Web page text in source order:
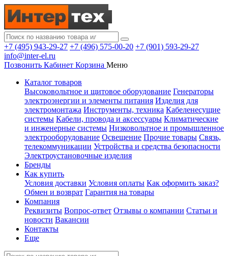
+7 (495) 943-29-27 +7 (496) 575-00-20 +7 (901) 593-29-27
info@inter-el.ru
Позвонить Кабинет Корзина Меню
Каталог товаров
Высоковольтное и щитовое оборудование Генераторы
электроэнергии и элементы питания Изделия для
электромонтажа Инструменты, техника Кабеленесущие
системы Кабели, провода и аксессуары Климатические
и инженерные системы Низковольтное и промышленное
электрооборудование Освещение Прочие товары Связь,
телекоммуникации Устройства и средства безопасности
Электроустановочные изделия
Бренды
Как купить
Условия доставки Условия оплаты Как оформить заказ?
Обмен и возврат Гарантия на товары
Компания
Реквизиты Вопрос-ответ Отзывы о компании Статьи и
новости Вакансии
Контакты
Еще